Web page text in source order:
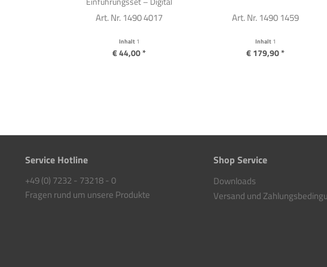
Art. Nr. 1490 4017
Inhalt 1
€ 44,00 *
Art. Nr. 1490 1459
Inhalt 1
€ 179,90 *
Service Hotline
+49 (0) 7232 - 73218 - 0
Fragen rund um unsere Produkte
Shop Service
Downloads
Versand und